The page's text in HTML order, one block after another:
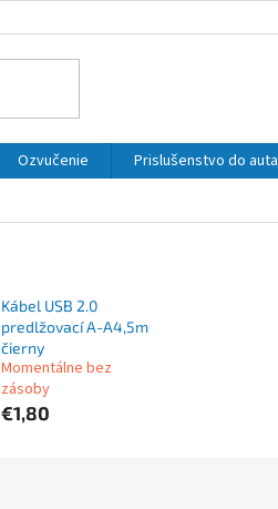
Ozvučenie Prislušenstvo do auta
Kábel USB 2.0
predlžovací A-A4,5m
čierny
Momentálne bez
zásoby
€1,80